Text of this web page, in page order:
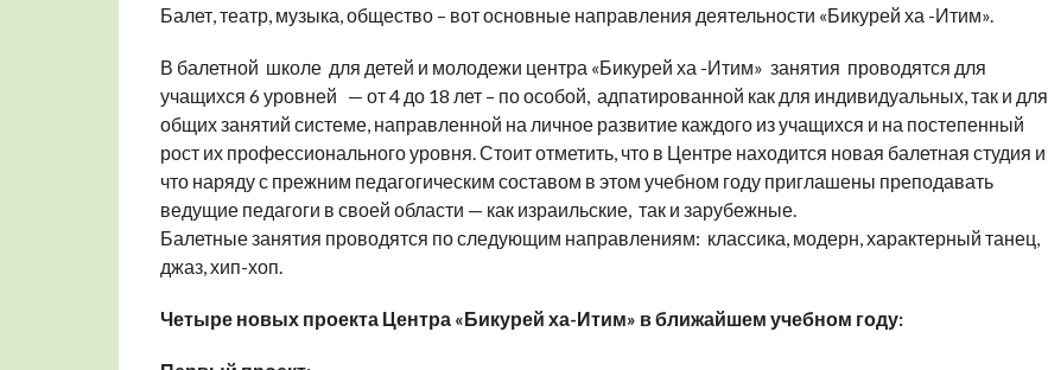
Балет, театр, музыка, общество – вот основные направления деятельности «Бикурей ха -Итим».
В балетной школе для детей и молодежи центра «Бикурей ха -Итим» занятия проводятся для
учащихся 6 уровней — от 4 до 18 лет – по особой, адпатированной как для индивидуальных, так и для
общих занятий системе, направленной на личное развитие каждого из учащихся и на постепенный
рост их профессионального уровня. Стоит отметить, что в Центре находится новая балетная студия и
что наряду с прежним педагогическим составом в этом учебном году приглашены преподавать
ведущие педагоги в своей области — как израильские, так и зарубежные.
Балетные занятия проводятся по следующим направлениям: классика, модерн, характерный танец,
джаз, хип-хоп.
Четыре новых проекта Центра «Бикурей ха-Итим» в ближайшем учебном году: